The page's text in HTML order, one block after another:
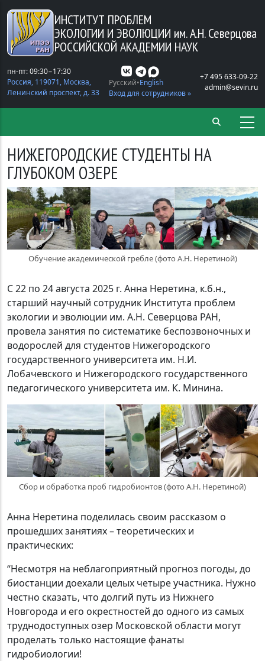
Перейти к основному содержанию
ИНСТИТУТ ПРОБЛЕМ
ЭКОЛОГИИ И ЭВОЛЮЦИИ им. А.Н. Северцова
РОССИЙСКОЙ АКАДЕМИИ НАУК
пн-пт: 09:30−17:30
Россия, 119071, Москва,
Ленинский проспект, д. 33
Русский English
Вход для сотрудников »
+7 495 633-09-22
admin@sevin.ru
НИЖЕГОРОДСКИЕ СТУДЕНТЫ НА
ГЛУБОКОМ ОЗЕРЕ
Обучение академической гребле (фото А.Н. Неретиной)
С 22 по 24 августа 2025 г. Анна Неретина, к.б.н.,
старший научный сотрудник Института проблем
экологии и эволюции им. А.Н. Северцова РАН,
провела занятия по систематике беспозвоночных и
водорослей для студентов Нижегородского
государственного университета им. Н.И.
Лобачевского и Нижегородского государственного
педагогического университета им. К. Минина.
Сбор и обработка проб гидробионтов (фото А.Н. Неретиной)
Анна Неретина поделилась своим рассказом о
прошедших занятиях – теоретических и
практических:
“Несмотря на неблагоприятный прогноз погоды, до
биостанции доехали целых четыре участника. Нужно
честно сказать, что долгий путь из Нижнего
Новгорода и его окрестностей до одного из самых
труднодоступных озер Московской области могут
проделать только настоящие фанаты
гидробиологии!